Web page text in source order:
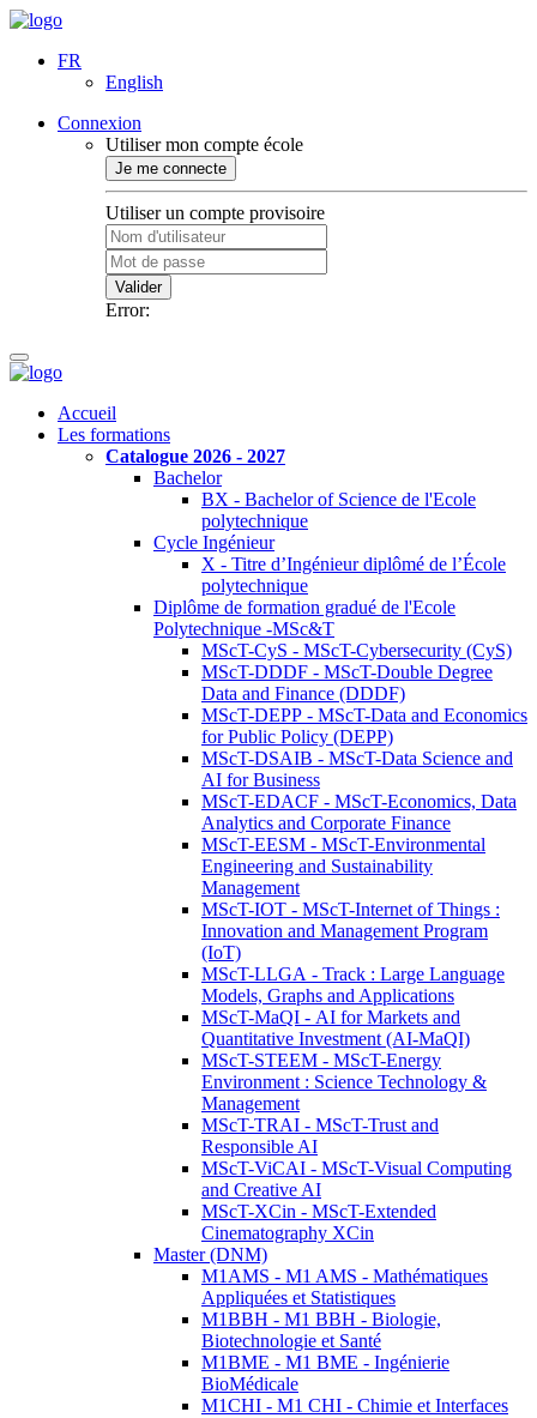
FR
English
Connexion
Utiliser mon compte école
Je me connecte
Utiliser un compte provisoire
Valider
Error:
Accueil
Les formations
Catalogue 2026 - 2027
Bachelor
BX - Bachelor of Science de l'Ecole
polytechnique
Cycle Ingénieur
X - Titre d’Ingénieur diplômé de l’École
polytechnique
Diplôme de formation gradué de l'Ecole
Polytechnique -MSc&T
MScT-CyS - MScT-Cybersecurity (CyS)
MScT-DDDF - MScT-Double Degree
Data and Finance (DDDF)
MScT-DEPP - MScT-Data and Economics
for Public Policy (DEPP)
MScT-DSAIB - MScT-Data Science and
AI for Business
MScT-EDACF - MScT-Economics, Data
Analytics and Corporate Finance
MScT-EESM - MScT-Environmental
Engineering and Sustainability
Management
MScT-IOT - MScT-Internet of Things :
Innovation and Management Program
(IoT)
MScT-LLGA - Track : Large Language
Models, Graphs and Applications
MScT-MaQI - AI for Markets and
Quantitative Investment (AI-MaQI)
MScT-STEEM - MScT-Energy
Environment : Science Technology &
Management
MScT-TRAI - MScT-Trust and
Responsible AI
MScT-ViCAI - MScT-Visual Computing
and Creative AI
MScT-XCin - MScT-Extended
Cinematography XCin
Master (DNM)
M1AMS - M1 AMS - Mathématiques
Appliquées et Statistiques
M1BBH - M1 BBH - Biologie,
Biotechnologie et Santé
M1BME - M1 BME - Ingénierie
BioMédicale
M1CHI - M1 CHI - Chimie et Interfaces